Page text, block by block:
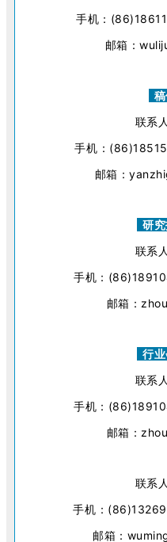
手机：
邮箱：
联系
手机：
邮箱：
研
联系
手机：
邮箱：
行
联系
手机：
邮箱：
联系
手机：
邮箱：